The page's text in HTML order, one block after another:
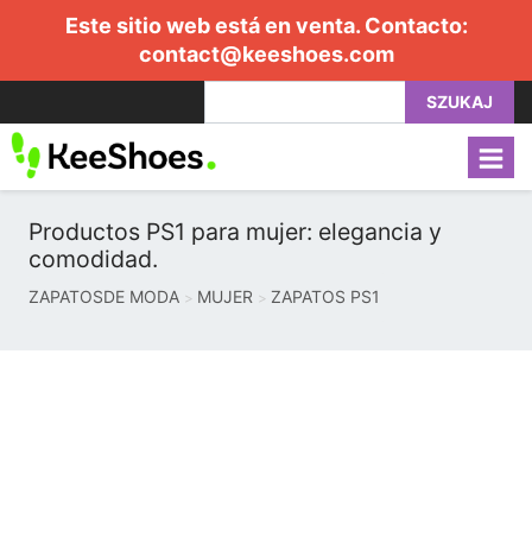
Este sitio web está en venta. Contacto:
contact@keeshoes.com
SZUKAJ
Productos PS1 para mujer: elegancia y
comodidad.
ZAPATOSDE MODA MUJER ZAPATOS PS1